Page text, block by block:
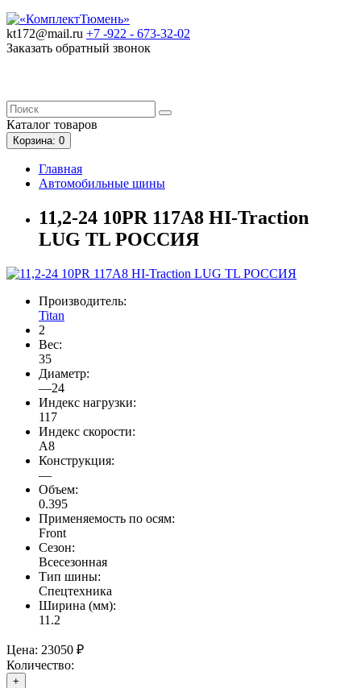
kt172@mail.ru +7 -922 - 673-32-02
Заказать обратный звонок
Каталог товаров
Корзина: 0
Главная
Автомобильные шины
11,2-24 10PR 117A8 HI-Traction
LUG TL РОССИЯ
Производитель:
Titan
2
Вес:
35
Диаметр:
—24
Индекс нагрузки:
117
Индекс скорости:
A8
Конструкция:
—
Объем:
0.395
Применяемость по осям:
Front
Сезон:
Всесезонная
Тип шины:
Спецтехника
Ширина (мм):
11.2
Цена: 23050 ₽
Количество:
+